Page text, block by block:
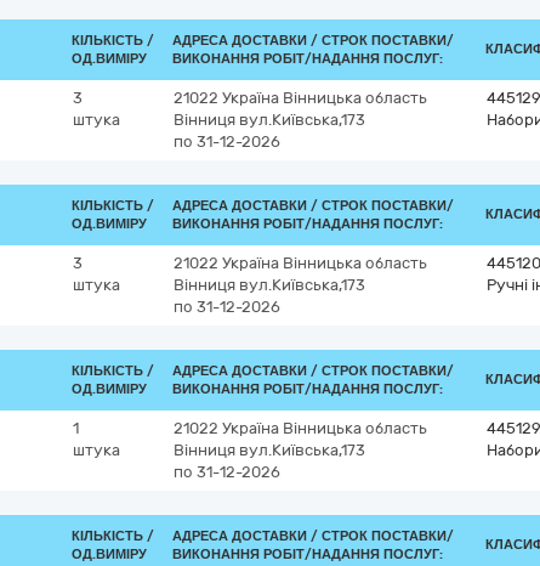
КІЛЬКІСТЬ /
ОД.ВИМІРУ
АДРЕСА ДОСТАВКИ / СТРОК ПОСТАВКИ/
ВИКОНАННЯ РОБІТ/НАДАННЯ ПОСЛУГ:
3
штука
21022 Україна Вінницька область
Вінниця вул.Київська,173
по 31-12-2026
КІЛЬКІСТЬ /
ОД.ВИМІРУ
АДРЕСА ДОСТАВКИ / СТРОК ПОСТАВКИ/
ВИКОНАННЯ РОБІТ/НАДАННЯ ПОСЛУГ:
3
штука
21022 Україна Вінницька область
Вінниця вул.Київська,173
по 31-12-2026
Ручні
КІЛЬКІСТЬ /
ОД.ВИМІРУ
АДРЕСА ДОСТАВКИ / СТРОК ПОСТАВКИ/
ВИКОНАННЯ РОБІТ/НАДАННЯ ПОСЛУГ:
1
штука
21022 Україна Вінницька область
Вінниця вул.Київська,173
по 31-12-2026
КІЛЬКІСТЬ /
ОД.ВИМІРУ
АДРЕСА ДОСТАВКИ / СТРОК ПОСТАВКИ/
ВИКОНАННЯ РОБІТ/НАДАННЯ ПОСЛУГ: